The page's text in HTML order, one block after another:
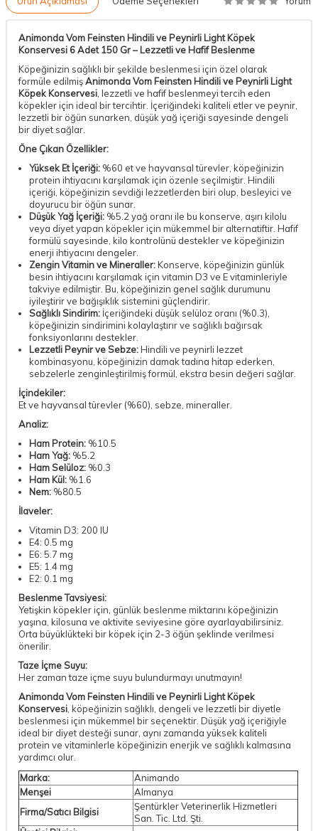
Animonda Vom Feinsten Hindili ve Peynirli Light Köpek
Konservesi 6 Adet 150 Gr – Lezzetli ve Hafif Beslenme
Köpeğinizin sağlıklı bir şekilde beslenmesi için özel olarak
formüle edilmişAnimonda Vom Feinsten Hindili ve Peynirli Light
Köpek Konservesi, lezzetli ve hafif beslenmeyi tercih eden
köpekler için ideal bir tercihtir. İçeriğindeki kaliteli etler ve peynir,
lezzetli bir öğün sunarken, düşük yağ içeriği sayesinde dengeli
bir diyet sağlar.
Öne Çıkan Özellikler:
Yüksek Et İçeriği: %60 et ve hayvansal türevler, köpeğinizin
protein ihtiyacını karşılamak için özenle seçilmiştir. Hindili
içeriği, köpeğinizin sevdiği lezzetlerden biri olup, besleyici ve
doyurucu bir öğün sunar.
Düşük Yağ İçeriği: %5.2 yağ oranı ile bu konserve, aşırı kilolu
veya diyet yapan köpekler için mükemmel bir alternatiftir. Hafif
formülü sayesinde, kilo kontrolünü destekler ve köpeğinizin
enerji ihtiyacını dengeler.
Zengin Vitamin ve Mineraller:Konserve, köpeğinizin günlük
besin ihtiyacını karşılamak için vitamin D3 ve E vitaminleriyle
takviye edilmiştir. Bu, köpeğinizin genel sağlık durumunu
iyileştirir ve bağışıklık sistemini güçlendirir.
Sağlıklı Sindirim: İçeriğindeki düşük selüloz oranı (%0.3),
köpeğinizin sindirimini kolaylaştırır ve sağlıklı bağırsak
fonksiyonlarını destekler.
Lezzetli Peynir ve Sebze:Hindili ve peynirli lezzet
kombinasyonu, köpeğinizin damak tadına hitap ederken,
sebzelerle zenginleştirilmiş formül, ekstra besin değeri sağlar.
İçindekiler:
Et ve hayvansal türevler (%60), sebze, mineraller.
Analiz:
Ham Protein: %10.5
Ham Yağ: %5.2
Ham Selüloz: %0.3
Ham Kül: %1.6
Nem: %80.5
İlaveler:
Vitamin D3: 200 IU
E4: 0.5 mg
E6: 5.7 mg
E5: 1.4 mg
E2: 0.1 mg
Beslenme Tavsiyesi:
Yetişkin köpekler için, günlük beslenme miktarını köpeğinizin
yaşına, kilosuna ve aktivite seviyesine göre ayarlayabilirsiniz.
Orta büyüklükteki bir köpek için 2-3 öğün şeklinde verilmesi
önerilir.
Taze İçme Suyu:
Her zaman taze içme suyu bulundurmayı unutmayın!
Animonda Vom Feinsten Hindili ve Peynirli Light Köpek
Konservesi, köpeğinizin sağlıklı, dengeli ve lezzetli bir diyetle
beslenmesi için mükemmel bir seçenektir. Düşük yağ içeriğiyle
ideal bir diyet desteği sunar, aynı zamanda yüksek kaliteli
protein ve vitaminlerle köpeğinizin enerjik ve sağlıklı kalmasına
yardımcı olur.
Marka:
Animando
Menşei
Almanya
Firma/Satıcı Bilgisi
Şentürkler Veterinerlik Hizmetleri
San. Tic. Ltd. Şti.